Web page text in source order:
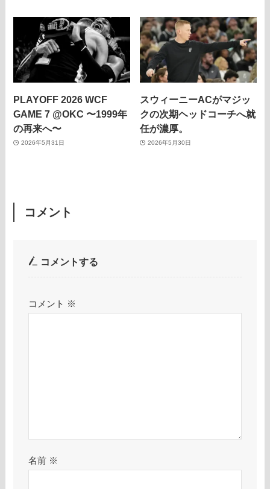
PLAYOFF 2026 WCF
GAME 7 @OKC 〜1999年
の再来へ〜
2026年5月31日
スウィーニーACがマジッ
クの次期ヘッドコーチへ就
任が濃厚。
2026年5月30日
コメント
コメントする
コメント ※
名前 ※